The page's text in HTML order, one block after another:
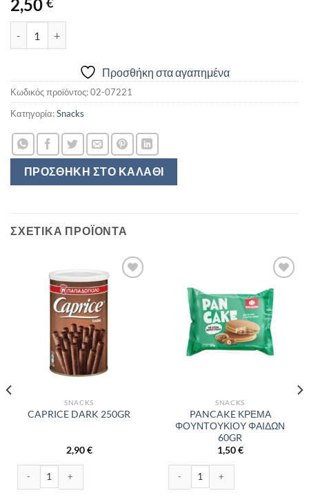
2,50
ΠΡΟΣΘΉΚΗ ΣΤΟ ΚΑΛΆΘΙ
Προσθήκη στα αγαπημένα
Κωδικός προϊόντος:02-07221
Κατηγορία:Snacks
ΣΧΕΤΙΚΆ ΠΡΟΪΌΝΤΑ
Προσθήκη
αγαπημένα
SNACKS
CAPRICE DARK 250GR
2,90€
Προσθήκη
στα
αγαπημένα
SNACKS
PANCAKE ΚΡΕΜΑ
ΦΟΥΝΤΟΥΚΙΟΥ ΦΑΙΔΩΝ
60GR
1,50€